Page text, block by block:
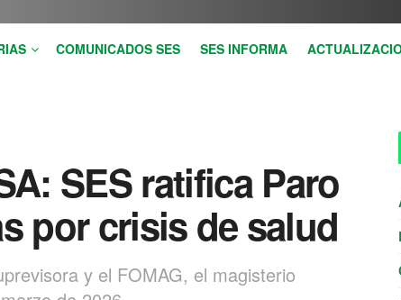
COMUNICADOS SES SES INFORMA
SES ratifica Paro
por crisis de salud
y el FOMAG, el magisterio